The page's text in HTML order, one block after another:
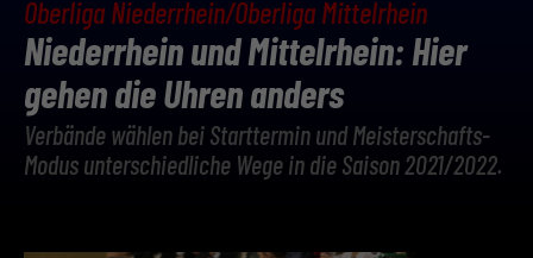
Oberliga Niederrhein/Oberliga Mittelrhein
Niederrhein und Mittelrhein: Hier
gehen die Uhren anders
Verbände wählen bei Starttermin und Meisterschafts-
Modus unterschiedliche Wege in die Saison 2021/2022.